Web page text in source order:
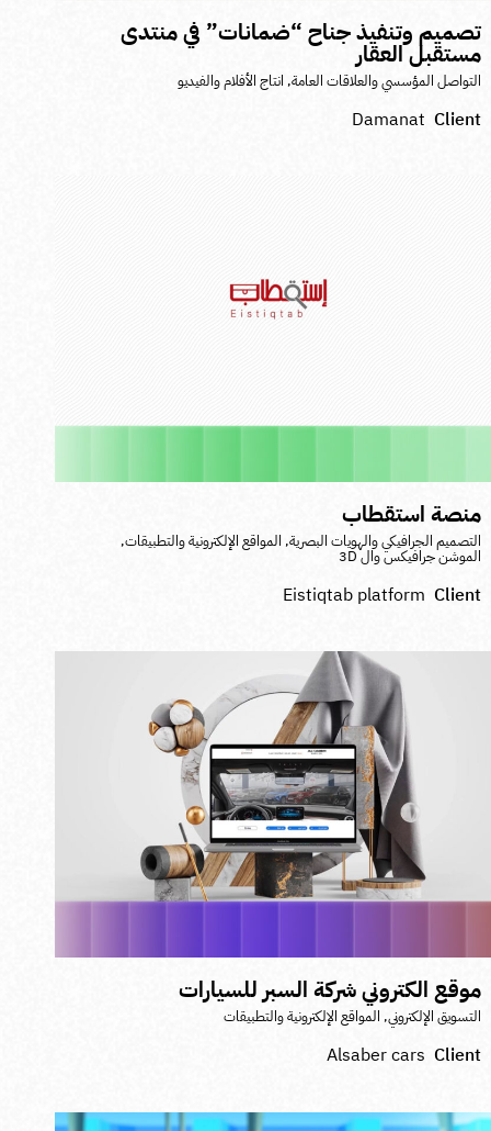
تصميم وتنفيذ جناح “ضمانات” في منتدى
مستقبل العقار
التواصل المؤسسي والعلاقات العامة,انتاج الأفلام والفيديو
Client
Damanat
منصة استقطاب
التصميم الجرافيكي والهويات البصرية,المواقع الإلكترونية والتطبيقات,
الموشن جرافيكس وال 3D
Client
Eistiqtab platform
موقع الكتروني شركة السبر للسيارات
التسويق الإلكتروني,المواقع الإلكترونية والتطبيقات
Client
Alsaber cars